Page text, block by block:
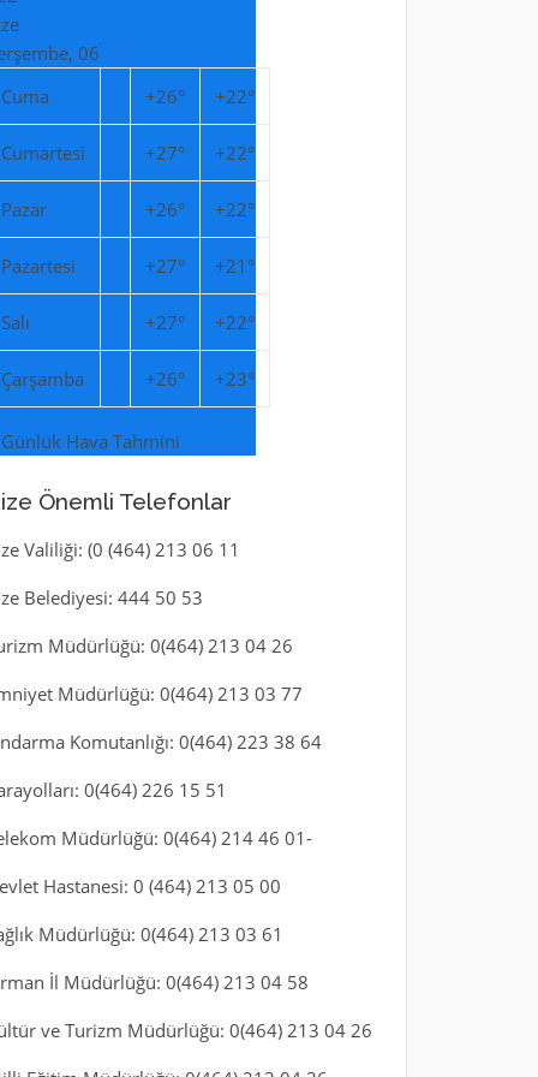
06
Cuma
+26° +22°
Cumartesi +27° +22°
Pazar +26° +22°
Pazartesi +27° +21°
Salı +27° +22°
Çarşamba +26° +23°
Hava Tahmini
Önemli Telefonlar
Valiliği: (0 (464) 213 06 11
Belediyesi: 444 50 53
Müdürlüğü: 0(464) 213 04 26
Müdürlüğü: 0(464) 213 03 77
Komutanlığı: 0(464) 223 38 64
0(464) 226 15 51
Müdürlüğü: 0(464) 214 46 01-
Hastanesi: 0 (464) 213 05 00
Müdürlüğü: 0(464) 213 03 61
İl Müdürlüğü: 0(464) 213 04 58
ve Turizm Müdürlüğü: 0(464) 213 04 26